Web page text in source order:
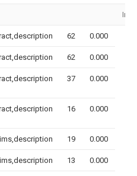
62 0.000
62 0.000
37 0.000
16 0.000
19 0.000
13 0.000